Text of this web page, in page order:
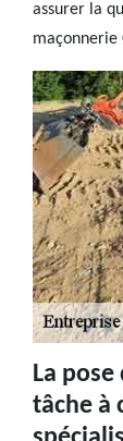
assurer la
maçonnerie
La
tâche à